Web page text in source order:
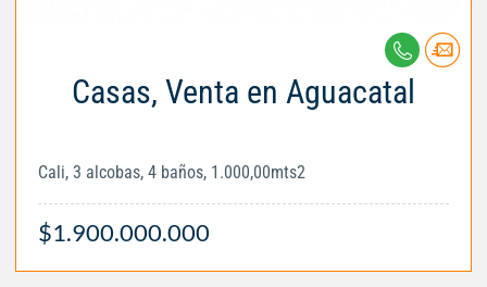
Casas, Venta en Aguacatal
Cali, 3 alcobas, 4 baños, 1.000,00mts2
$1.900.000.000